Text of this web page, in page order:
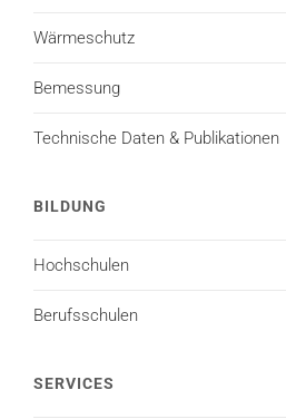
Wärmeschutz
Bemessung
Technische Daten & Publikationen
BILDUNG
Hochschulen
Berufsschulen
SERVICES